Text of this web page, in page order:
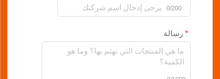
0/200
رسالة